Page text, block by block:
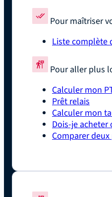
Pour maîtriser
Liste complète
Pour aller plus
Calculer mon
Prêt relais
Calculer mon
Dois-je
Comparer